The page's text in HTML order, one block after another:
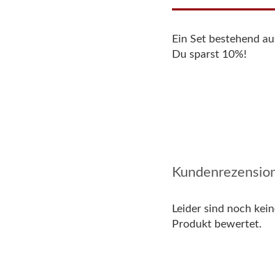
Ein Set bestehend
Du sparst 10%!
Leider sind noch
Produkt bewertet.